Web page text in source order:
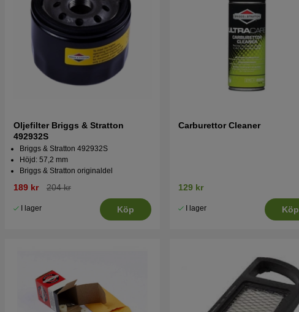
Oljefilter Briggs & Stratton
492932S
Briggs & Stratton 492932S
Höjd: 57,2 mm
Briggs & Stratton originaldel
189 kr 204 kr
I lager Köp
Carburettor Cleaner
129 kr
I lager Köp